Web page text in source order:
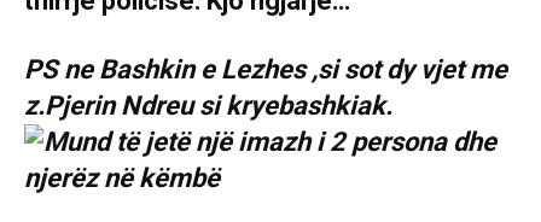
PS ne Bashkin e Lezhes ,si sot dy vjet me
z.Pjerin Ndreu si kryebashkiak.